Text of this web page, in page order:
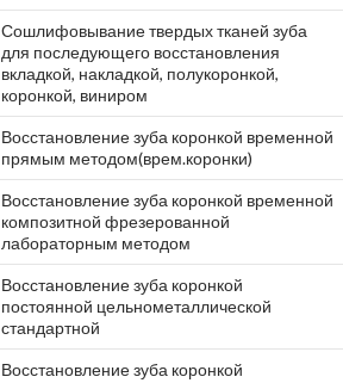
Сошлифовывание твердых тканей зуба
для последующего восстановления
вкладкой, накладкой, полукоронкой,
коронкой, виниром
Восстановление зуба коронкой временной
прямым методом(врем.коронки)
Восстановление зуба коронкой временной
композитной фрезерованной
лабораторным методом
Восстановление зуба коронкой
постоянной цельнометаллической
стандартной
Восстановление зуба коронкой